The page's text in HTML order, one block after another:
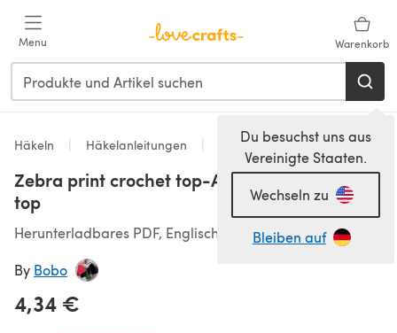
Menu Warenkorb
Du besuchst uns aus
Vereinigte Staaten.
Wechseln zu
Bleiben auf
Häkeln Häkelanleitungen Tops
Zebra print crochet top-Animal print crochet
top
Herunterladbares PDF, Englisch
By Bobo
4,34 €